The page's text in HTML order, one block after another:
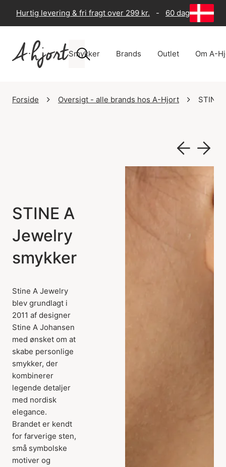
Hurtig levering & fri fragt over 299 kr. - 60 dages
Smykker Brands Outlet Om A-
Forside Oversigt - alle brands hos A-Hjort STINE
STINE A
Jewelry
smykker
Stine A Jewelry
blev grundlagt i
2011 af designer
Stine A Johansen
med ønsket om at
skabe personlige
smykker, der
kombinerer
legende detaljer
med nordisk
elegance.
Brandet er kendt
for farverige sten,
små symbolske
motiver og